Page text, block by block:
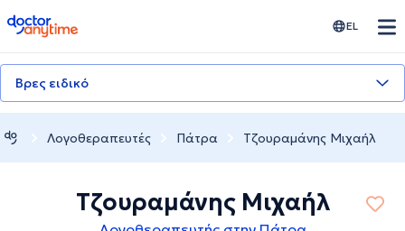
doctoranytime EL
Βρες ειδικό
Λογοθεραπευτές Πάτρα Τζουραμάνης Μιχαήλ
Τζουραμάνης Μιχαήλ